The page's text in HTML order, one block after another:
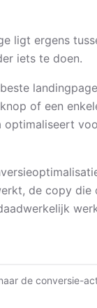
ligt ergens
iets te doen.
of een
optimaliseert
de copy die
de conversie-